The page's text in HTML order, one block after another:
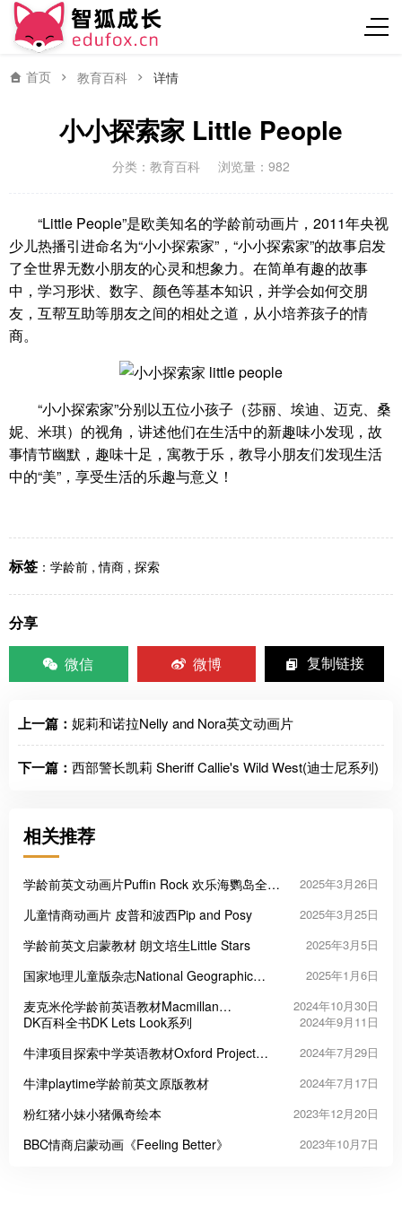
首页 教育百科 详情
小小探索家 Little People
分类： 教育百科 浏览量：982
“Little People”是欧美知名的学龄前动画片，2011年央视
少儿热播引进命名为“小小探索家”，“小小探索家”的故事启发
了全世界无数小朋友的心灵和想象力。在简单有趣的故事
中，学习形状、数字、颜色等基本知识，并学会如何交朋
友，互帮互助等朋友之间的相处之道，从小培养孩子的情
商。
“小小探索家”分别以五位小孩子（莎丽、埃迪、迈克、桑
妮、米琪）的视角，讲述他们在生活中的新趣味小发现，故
事情节幽默，趣味十足，寓教于乐，教导小朋友们发现生活
中的“美”，享受生活的乐趣与意义！
标签 ： 学龄前 ,情商 , 探索
分享
微信
微博 复制链接
上一篇： 妮莉和诺拉Nelly and Nora英文动画片
下一篇： 西部警长凯莉 Sheriff Callie's Wild West(迪士尼系列)
相关推荐
学龄前英文动画片Puffin Rock 欢乐海鹦岛全1-
2025年3月26日
儿童情商动画片 皮普和波西Pip and Posy 2025年3月25日
学龄前英文启蒙教材 朗文培生Little Stars 2025年3月5日
国家地理儿童版杂志National Geographic
2025年1月6日
麦克米伦学龄前英语教材Macmillan
Fingerprints
2024年10月30日
DK百科全书DK Lets Look系列 2024年9月11日
牛津项目探索中学英语教材Oxford Project
2024年7月29日
牛津playtime学龄前英文原版教材 2024年7月17日
粉红猪小妹小猪佩奇绘本 2023年12月20日
BBC情商启蒙动画《Feeling Better》 2023年10月7日